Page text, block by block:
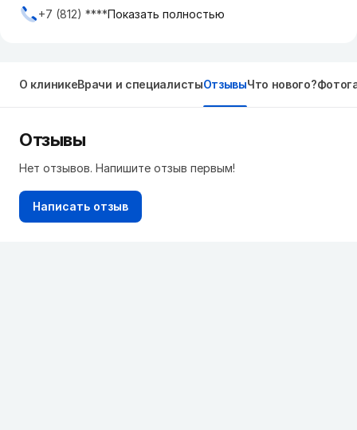
+7 (812) ****Показать полностью
О клиникеВрачи и специалистыОтзывыЧто нового?
Отзывы
Нет отзывов. Напишите отзыв первым!
Написать отзыв